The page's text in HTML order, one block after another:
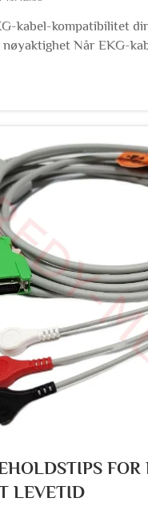
kabel-kompatibilitet
Når EKG-
monitorer, skaper
hjertemonitorering.
fører til ulike typer
FOR
LEVETID